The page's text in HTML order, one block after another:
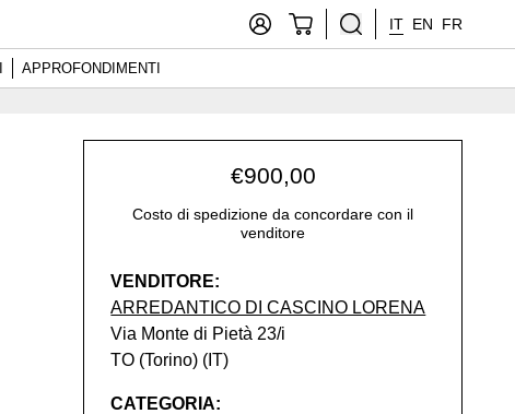
IT EN FR
APPROFONDIMENTI
€900,00
Costo di spedizione da concordare con il
venditore
VENDITORE:
ARREDANTICO DI CASCINO LORENA
Via Monte di Pietà 23/i
TO (Torino) (IT)
CATEGORIA: